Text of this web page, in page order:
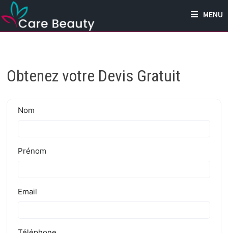
Passer
au
contenu
MENU
Obtenez votre Devis Gratuit